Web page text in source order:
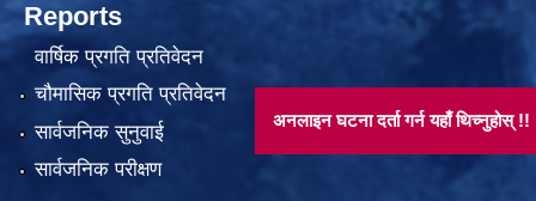
अनलाइन घटना दर्ता गर्न यहाँ थिच्नुहोस् !!
Reports
वार्षिक प्रगति प्रतिवेदन
चौमासिक प्रगति प्रतिवेदन
सार्वजनिक सुनुवाई
सार्वजनिक परीक्षण